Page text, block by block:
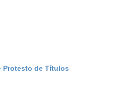
Protesto de Títulos